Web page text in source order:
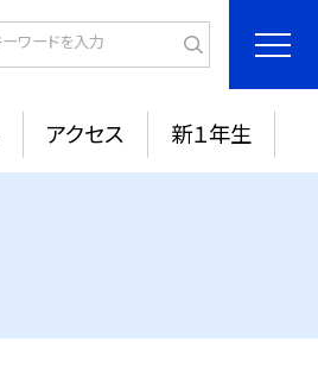
アクセス 新１年生